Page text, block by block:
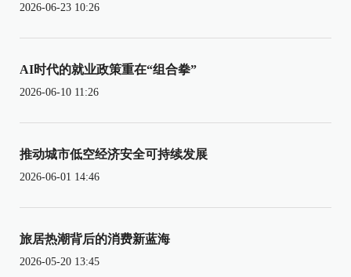
2026-06-23 10:26
AI时代的就业政策重在“组合拳”
2026-06-10 11:26
推动城市低空经济安全可持续发展
2026-06-01 14:46
旅居热潮背后的消费新蓝海
2026-05-20 13:45